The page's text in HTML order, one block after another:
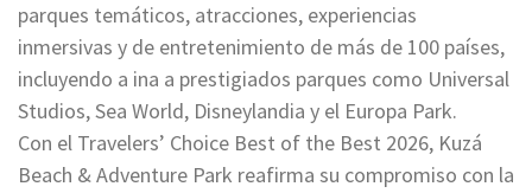
parques temáticos, atracciones, experiencias
inmersivas y de entretenimiento de más de 100 países,
incluyendo a ina a prestigiados parques como Universal
Studios, Sea World, Disneylandia y el Europa Park.
Con el Travelers’ Choice Best of the Best 2026, Kuzá
Beach & Adventure Park reafirma su compromiso con la